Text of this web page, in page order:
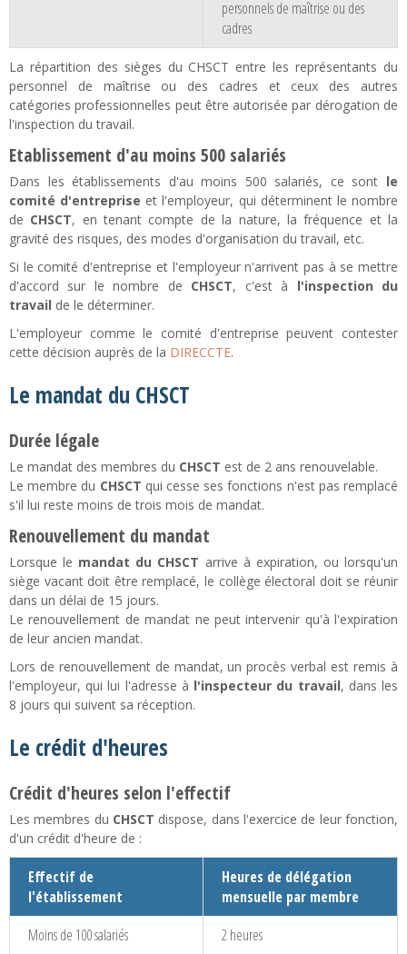
personnels de maîtrise ou des
cadres
La répartition des sièges du CHSCT entre les représentants du
personnel de maîtrise ou des cadres et ceux des autres
catégories professionnelles peut être autorisée par dérogation de
l'inspection du travail.
Etablissement d'au moins 500 salariés
Dans les établissements d'au moins 500 salariés, ce sont le
comité d'entreprise et l'employeur, qui déterminent le nombre
de CHSCT, en tenant compte de la nature, la fréquence et la
gravité des risques, des modes d'organisation du travail, etc.
Si le comité d'entreprise et l'employeur n'arrivent pas à se mettre
d'accord sur le nombre de CHSCT, c'est à l'inspection du
travail de le déterminer.
L'employeur comme le comité d'entreprise peuvent contester
cette décision auprès de la DIRECCTE.
Le mandat du CHSCT
Durée légale
Le mandat des membres du CHSCT est de 2 ans renouvelable.
Le membre du CHSCT qui cesse ses fonctions n'est pas remplacé
s'il lui reste moins de trois mois de mandat.
Renouvellement du mandat
Lorsque le mandat du CHSCT arrive à expiration, ou lorsqu'un
siège vacant doit être remplacé, le collège électoral doit se réunir
dans un délai de 15 jours.
Le renouvellement de mandat ne peut intervenir qu'à l'expiration
de leur ancien mandat.
Lors de renouvellement de mandat, un procès verbal est remis à
l'employeur, qui lui l'adresse à l'inspecteur du travail, dans les
8 jours qui suivent sa réception.
Le crédit d'heures
Crédit d'heures selon l'effectif
Les membres du CHSCT dispose, dans l'exercice de leur fonction,
d'un crédit d'heure de :
Effectif de
l'établissement
Heures de délégation
mensuelle par membre
Moins de 100 salariés
2 heures